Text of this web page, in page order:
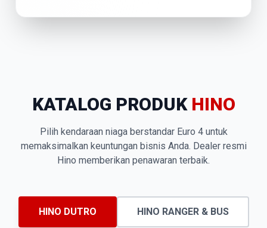
KATALOG PRODUK HINO
Pilih kendaraan niaga berstandar Euro 4 untuk
memaksimalkan keuntungan bisnis Anda. Dealer resmi
Hino memberikan penawaran terbaik.
HINO DUTRO HINO RANGER & BUS